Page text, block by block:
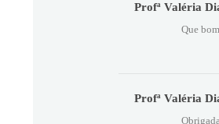
Profª Valéria
Que
Profª Valéria